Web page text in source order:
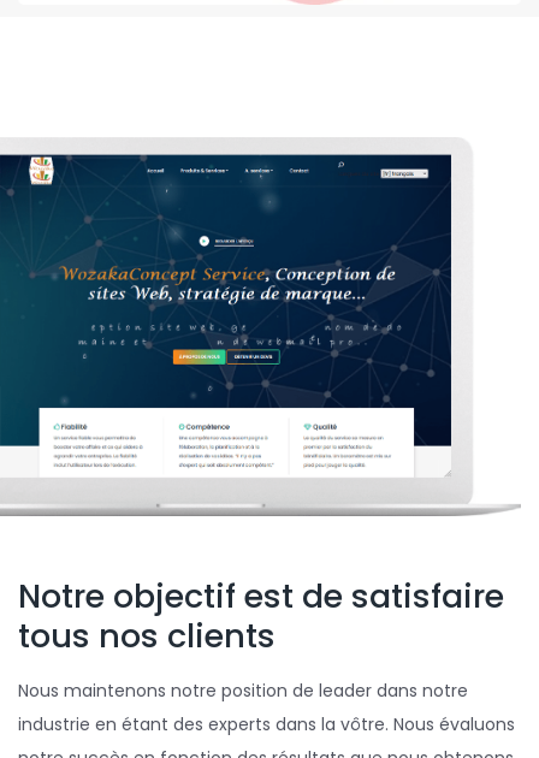
Notre objectif est de satisfaire
tous nos clients
Nous maintenons notre position de leader dans notre
industrie en étant des experts dans la vôtre. Nous évaluons